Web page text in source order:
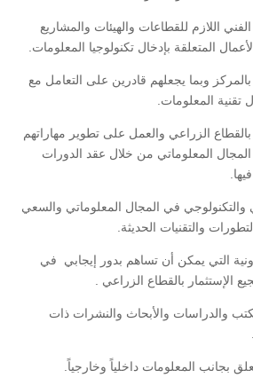
اللازم للقطاعات والهيئات والمشاريع
المتعلقة بإدخال تكنولوجيا المعلومات.
بالمركز وبما يجعلهم قادرين على التعامل مع
المعلومات.
بالقطاع الزراعي والعمل على تطوير مهاراتهم
المعلوماتي من خلال عقد الدورات
والتكنولوجي في المجال المعلوماتي والسعي
والتقنيات الحديثة.
التي يمكن أن تساهم بدور إيجابي في
الإستثمار بالقطاع الزراعي .
والدراسات والأبحاث والنشرات ذات